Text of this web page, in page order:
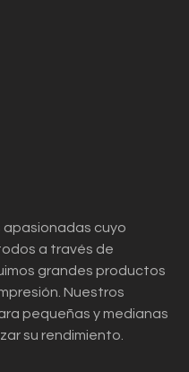
apasionadas cuyo
a través de
grandes productos
Nuestros
pequeñas y medianas
su rendimiento.